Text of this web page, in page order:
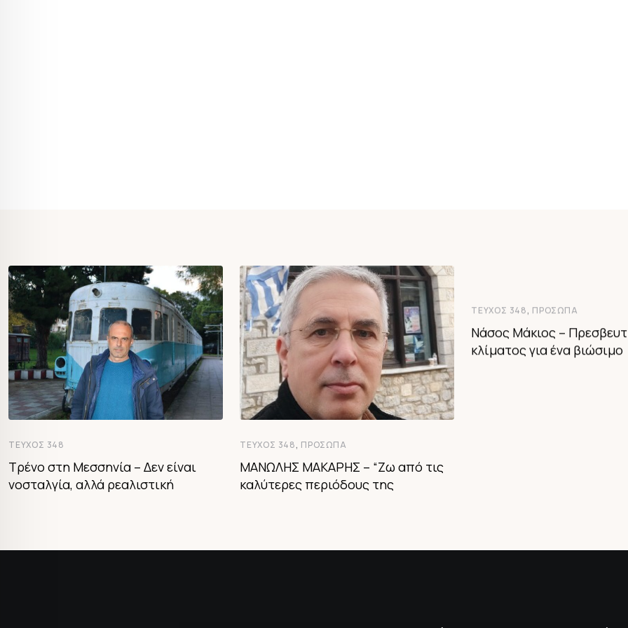
ΤΕΎΧΟΣ 348
Τρένο στη Μεσσηνία – Δεν είναι
νοσταλγία, αλλά ρεαλιστική
ΤΕΎΧΟΣ 348, ΠΡΌΣΩΠΑ
ΜΑΝΩΛΗΣ ΜΑΚΑΡΗΣ – “Ζω από τις
καλύτερες περιόδους της
ΤΕΎΧΟΣ 348, ΠΡΌΣΩΠΑ
Νάσος Μάκιος –
κλίματος για ένα βιώσιμο